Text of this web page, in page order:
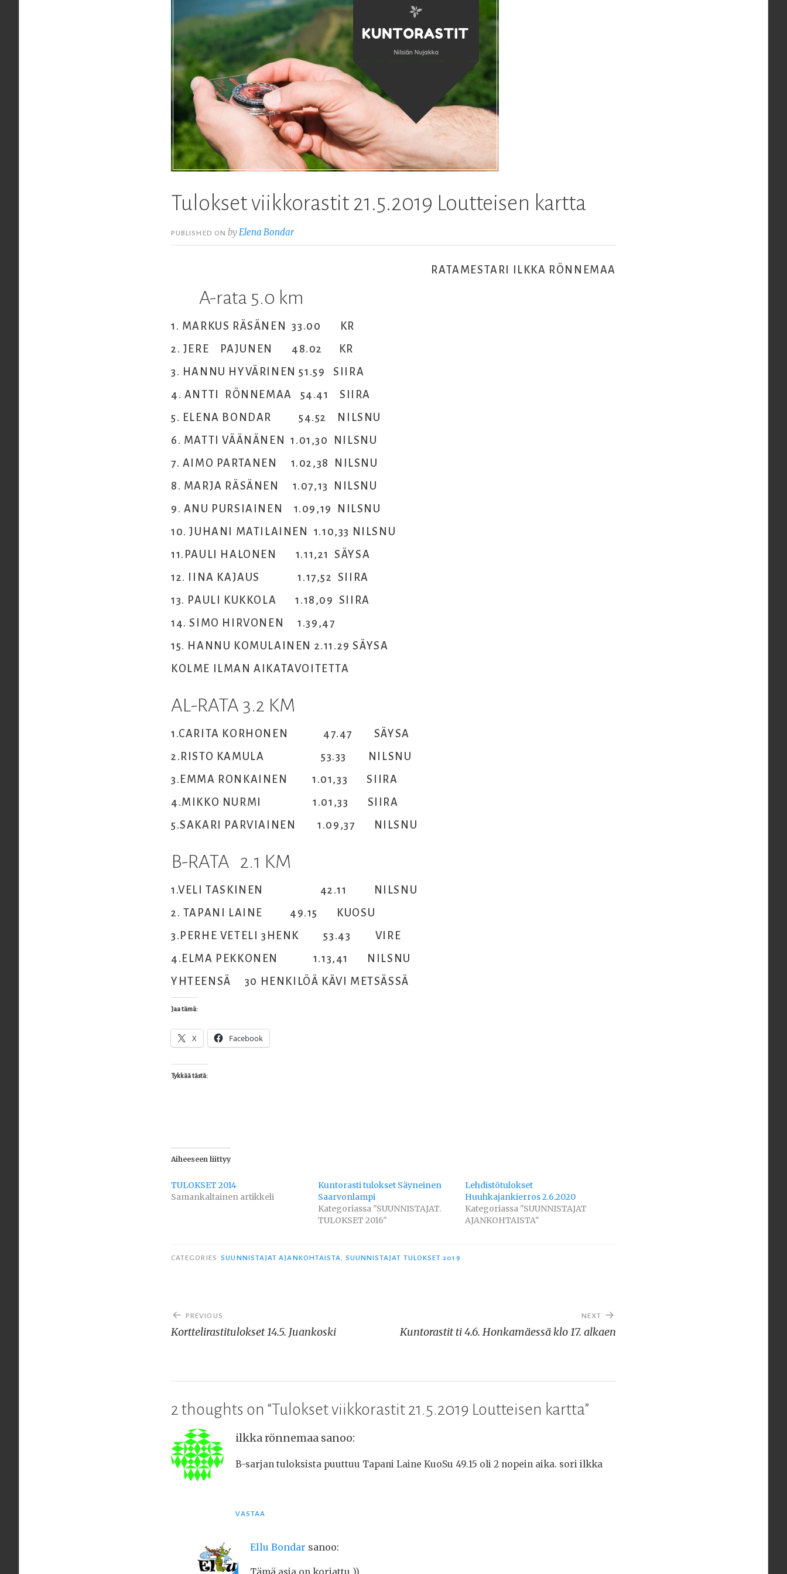
Tulokset viikkorastit 21.5.2019 Loutteisen kartta
PUBLISHED ONby Elena Bondar
RATAMESTARI ILKKA RÖNNEMAA
A-rata 5.0 km
1. MARKUS RÄSÄNEN 33.00 KR
2. JERE PAJUNEN 48.02 KR
3. HANNU HYVÄRINEN 51.59 SIIRA
4. ANTTI RÖNNEMAA 54.41 SIIRA
5. ELENA BONDAR 54.52 NILSNU
6. MATTI VÄÄNÄNEN 1.01,30 NILSNU
7. AIMO PARTANEN 1.02,38 NILSNU
8. MARJA RÄSÄNEN 1.07,13 NILSNU
9. ANU PURSIAINEN 1.09,19 NILSNU
10. JUHANI MATILAINEN 1.10,33 NILSNU
11.PAULI HALONEN 1.11,21 SÄYSA
12. IINA KAJAUS 1.17,52 SIIRA
13. PAULI KUKKOLA 1.18,09 SIIRA
14. SIMO HIRVONEN 1.39,47
15. HANNU KOMULAINEN 2.11.29 SÄYSA
KOLME ILMAN AIKATAVOITETTA
AL-RATA 3.2 KM
1.CARITA KORHONEN 47.47 SÄYSA
2.RISTO KAMULA 53.33 NILSNU
3.EMMA RONKAINEN 1.01,33 SIIRA
4.MIKKO NURMI 1.01,33 SIIRA
5.SAKARI PARVIAINEN 1.09,37 NILSNU
B-RATA 2.1 KM
1.VELI TASKINEN 42.11 NILSNU
2. TAPANI LAINE 49.15 KUOSU
3.PERHE VETELI 3HENK 53.43 VIRE
4.ELMA PEKKONEN 1.13,41 NILSNU
YHTEENSÄ 30 HENKILÖÄ KÄVI METSÄSSÄ
Jaa tämä:
X Facebook
Tykkää tästä:
Aiheeseen liittyy
TULOKSET 2014
Samankaltainen artikkeli
Kuntorasti tulokset Säyneinen
Saarvonlampi
Kategoriassa "SUUNNISTAJAT.
TULOKSET 2016"
Lehdistötulokset
Huuhkajankierros 2.6.2020
Kategoriassa "SUUNNISTAJAT
AJANKOHTAISTA"
CATEGORIES SUUNNISTAJAT AJANKOHTAISTA SUUNNISTAJAT TULOKSET 2019
Artikkelien
selaus
PREVIOUS
Korttelirastitulokset 14.5. Juankoski
NEXT
Kuntorastit ti 4.6. Honkamäessä klo 17. alkaen
2 thoughts on “Tulokset viikkorastit 21.5.2019 Loutteisen kartta”
ilkka rönnemaa sanoo:
B-sarjan tuloksista puuttuu Tapani Laine KuoSu 49.15 oli 2 nopein aika. sori ilkka
VASTAA
Ellu Bondar sanoo: